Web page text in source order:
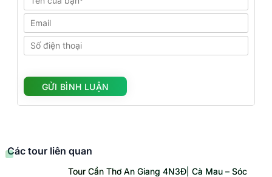
Các tour liên quan
Tour Cần Thơ An Giang 4N3Đ| Cà Mau – Sóc